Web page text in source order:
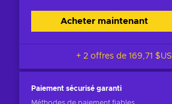
Acheter maintenant
+ 2 offres de 169,71 $US
Paiement sécurisé garanti